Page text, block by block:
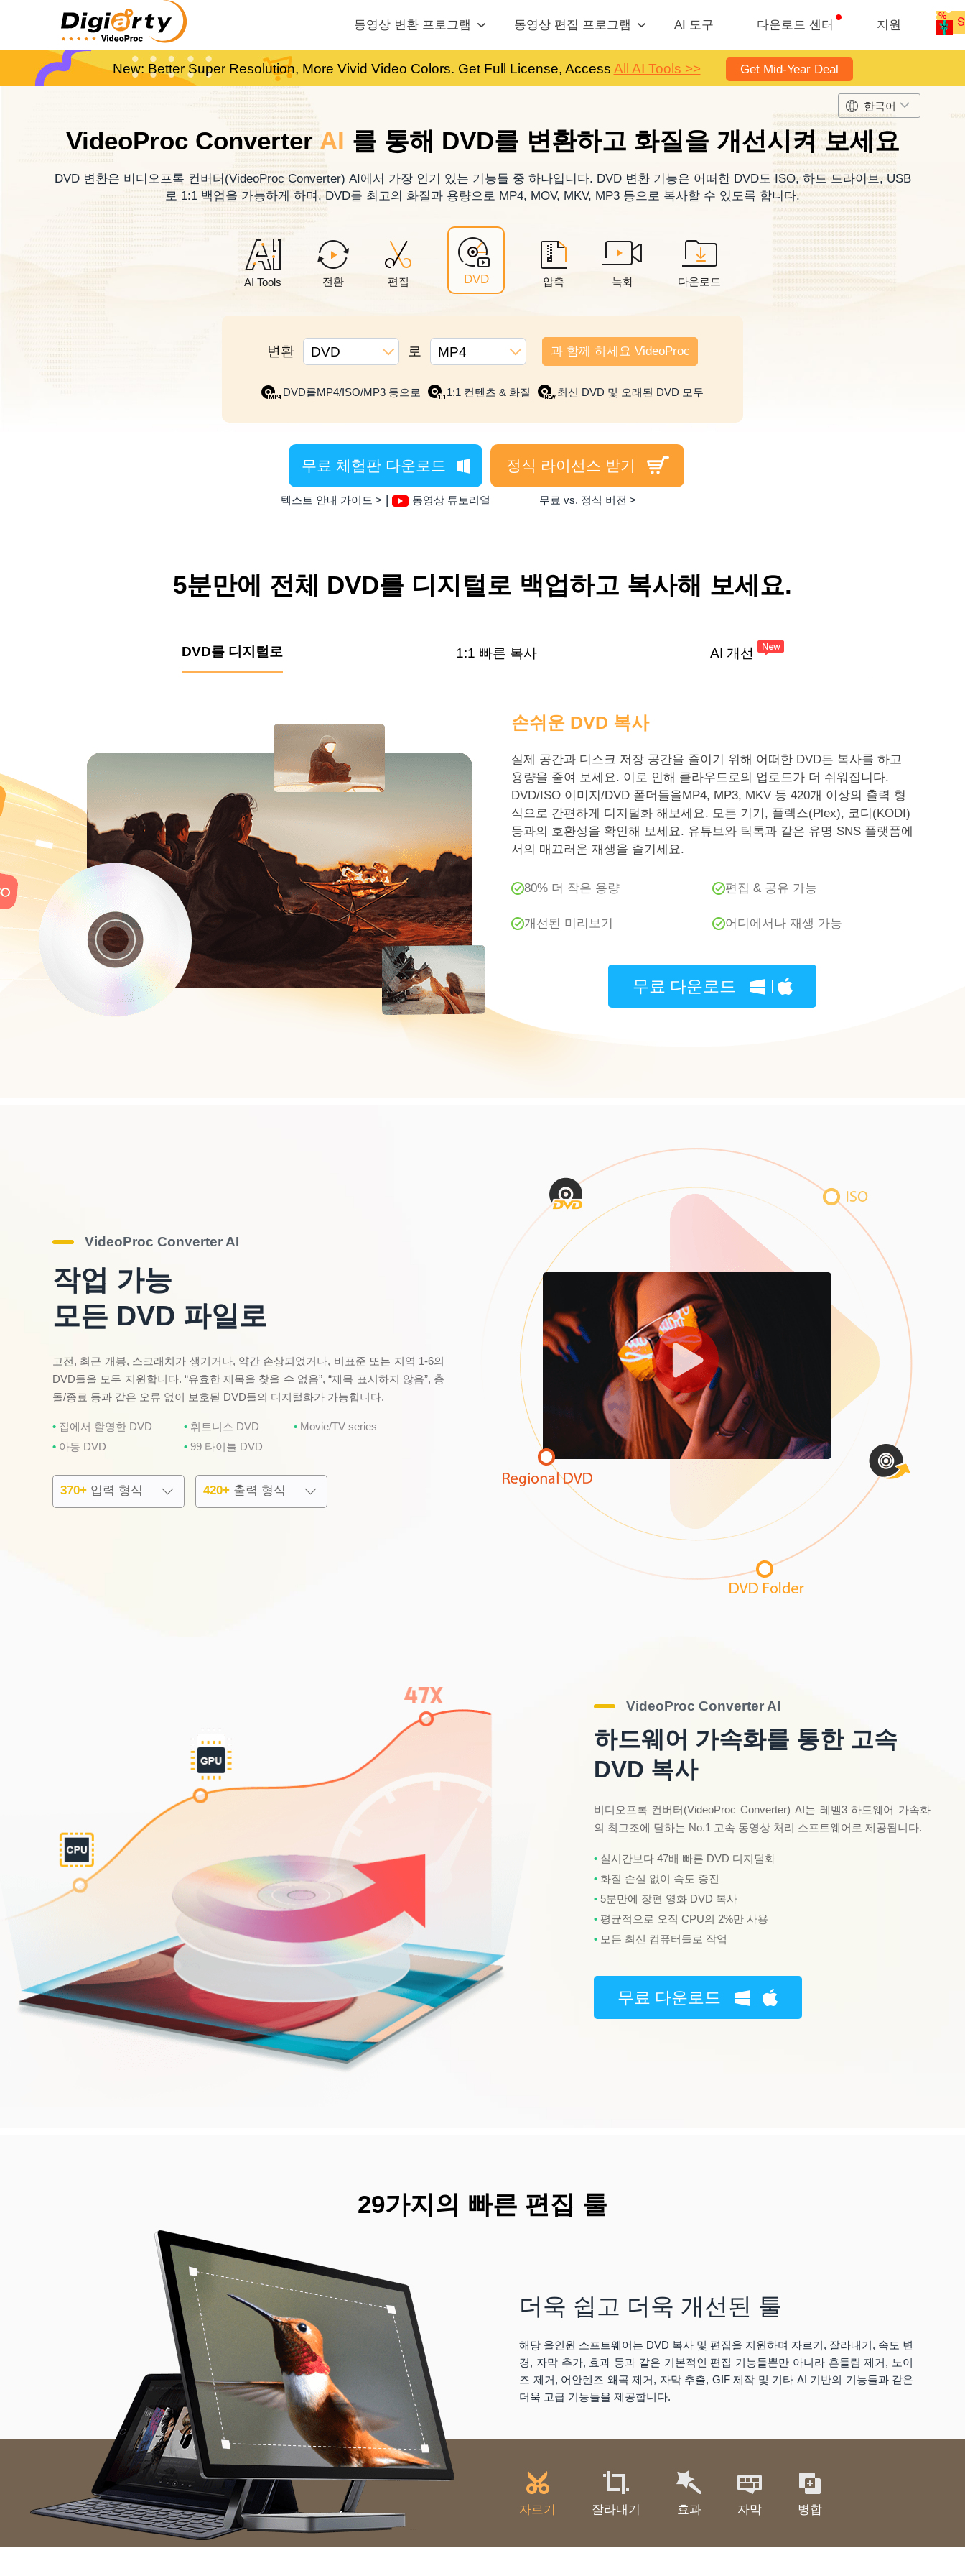
동영상 변환 프로그램 동영상 편집 프로그램 AI 도구 다운로드 센터 지원
New: Better Super Resolution, More Vivid Video Colors. Get Full License, Access All AI Tools >> Get Mid-Year Deal
한국어
VideoProc ConverterAI 를 통해 DVD를 변환하고 화질을 개선시켜 보세요
DVD 변환은 비디오프록 컨버터(VideoProc Converter) AI에서 가장 인기 있는 기능들 중 하나입니다. DVD 변환 기능은 어떠한 DVD도 ISO, 하드 드라이브, USB
로 1:1 백업을 가능하게 하며, DVD를 최고의 화질과 용량으로 MP4, MOV, MKV, MP3 등으로 복사할 수 있도록 합니다.
AI Tools 전환 편집 DVD 압축 녹화 다운로드
변환 DVD 로 MP4 과 함께 하세요 VideoProc
DVD를MP4/ISO/MP3 등으로 1:1 컨텐츠 & 화질 최신 DVD 및 오래된 DVD 모두
무료 체험판 다운로드
텍스트 안내 가이드 > | 동영상 튜토리얼
정식 라이선스 받기
무료 vs. 정식 버전 >
5분만에 전체 DVD를 디지털로 백업하고 복사해 보세요.
DVD를 디지털로 1:1 빠른 복사 AI 개선
손쉬운 DVD 복사
실제 공간과 디스크 저장 공간을 줄이기 위해 어떠한 DVD든 복사를 하고
용량을 줄여 보세요. 이로 인해 클라우드로의 업로드가 더 쉬워집니다.
DVD/ISO 이미지/DVD 폴더들을MP4, MP3, MKV 등 420개 이상의 출력 형
식으로 간편하게 디지털화 해보세요. 모든 기기, 플렉스(Plex), 코디(KODI)
등과의 호환성을 확인해 보세요. 유튜브와 틱톡과 같은 유명 SNS 플랫폼에
서의 매끄러운 재생을 즐기세요.
80% 더 작은 용량 편집 & 공유 가능
개선된 미리보기 어디에서나 재생 가능
무료 다운로드
VideoProc Converter AI
작업 가능
모든 DVD 파일로
고전, 최근 개봉, 스크래치가 생기거나, 약간 손상되었거나, 비표준 또는 지역 1-6의
DVD들을 모두 지원합니다. “유효한 제목을 찾을 수 없음”, “제목 표시하지 않음”, 충
돌/종료 등과 같은 오류 없이 보호됟 DVD들의 디지털화가 가능힙니다.
집에서 촬영한 DVD
아동 DVD
휘트니스 DVD
99 타이틀 DVD
Movie/TV series
370+입력 형식 420+출력 형식
VideoProc Converter AI
하드웨어 가속화를 통한 고속
DVD 복사
비디오프록 컨버터(VideoProc Converter) AI는 레벨3 하드웨어 가속화
의 최고조에 달하는 No.1 고속 동영상 처리 소프트웨어로 제공됩니다.
실시간보다 47배 빠른 DVD 디지털화
화질 손실 없이 속도 증진
5분만에 장편 영화 DVD 복사
평균적으로 오직 CPU의 2%만 사용
모든 최신 컴퓨터들로 작업
무료 다운로드
29가지의 빠른 편집 툴
더욱 쉽고 더욱 개선된 툴
해당 올인원 소프트웨어는 DVD 복사 및 편집을 지원하며 자르기, 잘라내기, 속도 변
경, 자막 추가, 효과 등과 같은 기본적인 편집 기능들뿐만 아니라 흔들림 제거, 노이
즈 제거, 어안렌즈 왜곡 제거, 자막 추출, GIF 제작 및 기타 AI 기반의 기능들과 같은
더욱 고급 기능들을 제공합니다.
자르기 잘라내기 효과 자막 병합